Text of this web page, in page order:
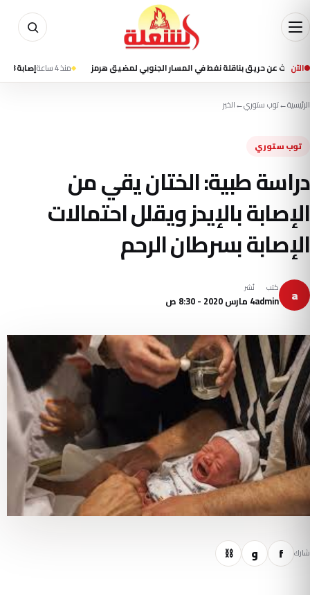
الآنحريق بناقلة نفط في المسار الجنوبي لمضيق هرمز منذ 4 ساعة إصابة 8 أطفال بعد اقتحام سيارة فصلا في روضة أطفال بمدينة جلينديل الأمريكية
الرئيسية←توب ستوري←الخبر
توب ستوري
دراسة طبية: الختان يقي من
الإصابة بالإيدز ويقلل احتمالات
الإصابة بسرطان الرحم
a كتب
admin
نُشر
4 مارس 2020 - 8:30 ص
شارك f و ⛓